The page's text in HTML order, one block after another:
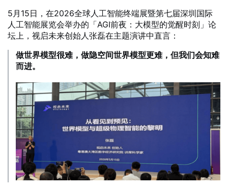
5月15日，在2026全球人工智能终端展暨第七届深圳国际
人工智能展览会举办的「AGI前夜：大模型的觉醒时刻」论
坛上，视启未来创始人张磊在主题演讲中直言：
做世界模型很难，做隐空间世界模型更难，但我们会知难
而进。